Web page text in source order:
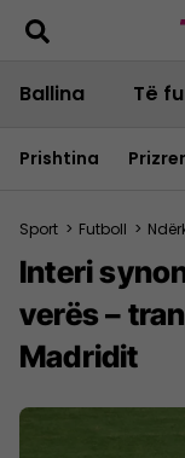
Ballina Të
Prishtina
Sport > Futboll >
Interi
verës –
Madridit